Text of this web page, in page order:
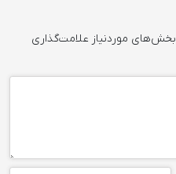
بخش‌های موردنیاز علامت‌گذاری